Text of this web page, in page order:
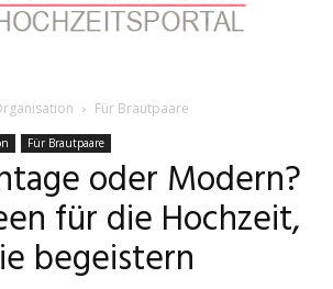
Hochzeitstraum
–
Für Brautpaare
Für Brautpaare
oder Modern?
für die Hochzeit,
begeistern